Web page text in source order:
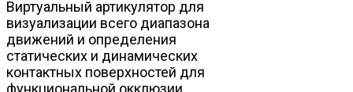
Виртуальный артикулятор для
визуализации всего диапазона
движений и определения
статических и динамических
контактных поверхностей для
функциональной окклюзии.